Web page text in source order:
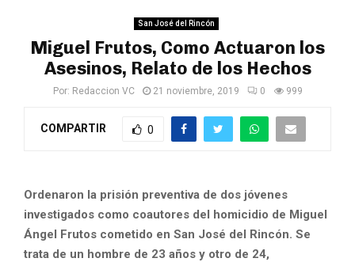
San José del Rincón
Miguel Frutos, Como Actuaron los
Asesinos, Relato de los Hechos
Por: Redaccion VC 21 noviembre, 2019 0 999
COMPARTIR 0
Ordenaron la prisión preventiva de dos jóvenes
investigados como coautores del homicidio de Miguel
Ángel Frutos cometido en San José del Rincón. Se
trata de un hombre de 23 años y otro de 24,